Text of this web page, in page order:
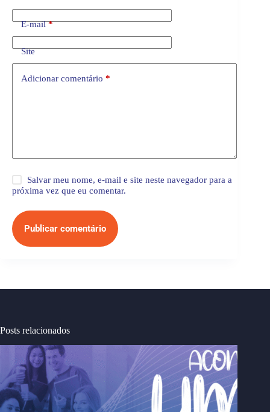
E-mail*
Site
Adicionar comentário *
Salvar meu nome, e-mail e site neste navegador para a
próxima vez que eu comentar.
Publicar comentário
Posts relacionados